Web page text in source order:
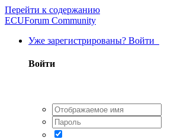
Перейти к содержанию
ECUForum Community
Уже зарегистрированы? Войти
Войти